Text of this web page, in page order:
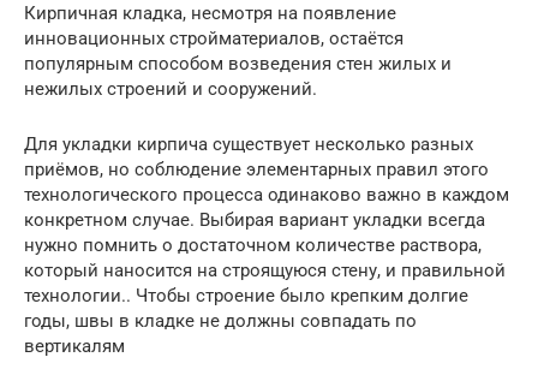
Кирпичная кладка, несмотря на появление
инновационных стройматериалов, остаётся
популярным способом возведения стен жилых и
нежилых строений и сооружений.
Для укладки кирпича существует несколько разных
приёмов, но соблюдение элементарных правил этого
технологического процесса одинаково важно в каждом
конкретном случае. Выбирая вариант укладки всегда
нужно помнить о достаточном количестве раствора,
который наносится на строящуюся стену, и правильной
технологии.. Чтобы строение было крепким долгие
годы, швы в кладке не должны совпадать по
вертикалям